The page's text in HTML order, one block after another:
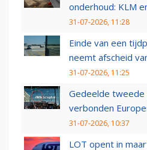
onderhoud: KLM
31-07-2026, 11:28
Einde van een
neemt afscheid
31-07-2026, 11:25
Gedeelde tweede
verbonden
31-07-2026, 10:37
LOT opent in